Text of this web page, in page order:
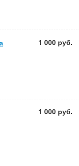
1 000 руб.
1 000 руб.